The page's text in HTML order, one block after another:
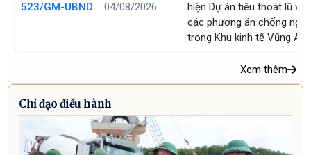
523/GM-UBND 04/08/2026
hiện Dự án tiêu thoát lũ và
các phương án chống
trong Khu kinh tế Vũng
Xem thêm
Chỉ đạo điều hành